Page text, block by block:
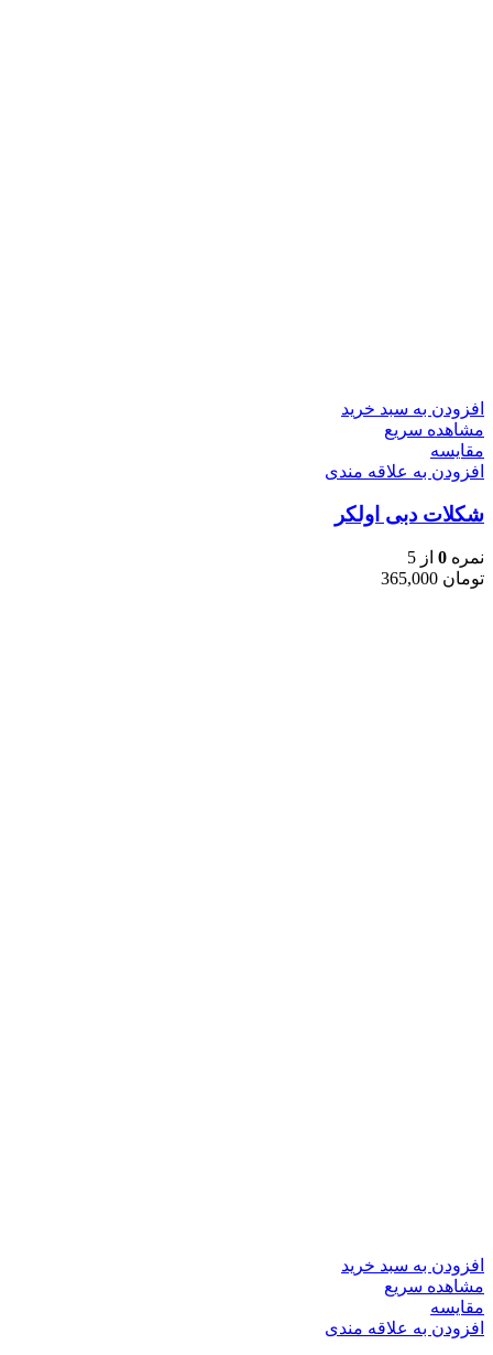
افزودن به سبد خرید
مشاهده سریع
مقایسه
افزودن به علاقه مندی
شکلات دبی اولکر
نمره 0 از 5
تومان
افزودن به سبد خرید
مشاهده سریع
مقایسه
افزودن به علاقه مندی